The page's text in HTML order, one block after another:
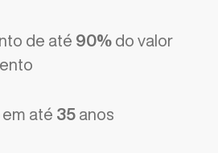
de até 90% do valor
até 35 anos